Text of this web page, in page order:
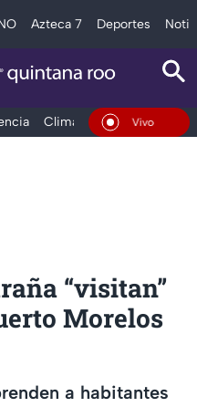
Azteca 7 Deportes
Clima Tráfico
En Vivo
“visitan”
Morelos
a habitantes